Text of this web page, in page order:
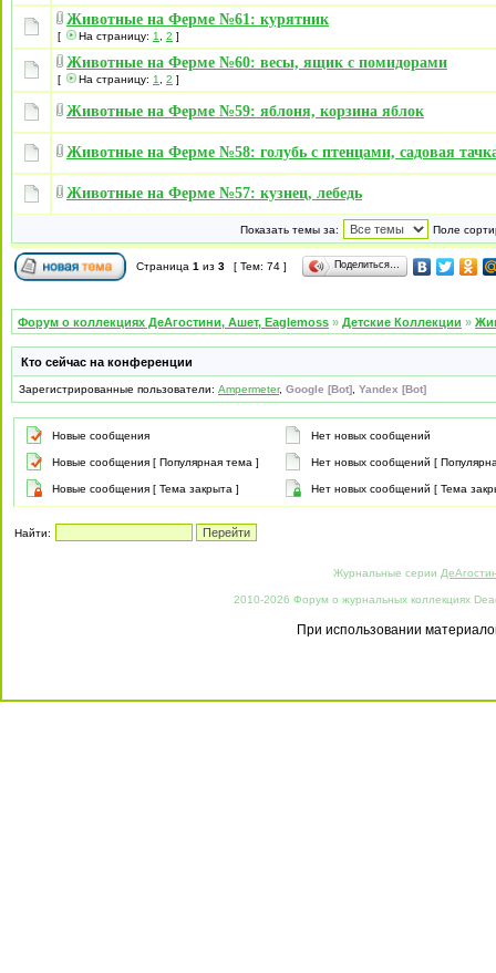
Животные на Ферме №61: курятник
[ На страницу: 1 2 ]
Животные на Ферме №60: весы, ящик с помидорами
[ На страницу: 1 2 ]
Животные на Ферме №59: яблоня, корзина яблок
Животные на Ферме №58: голубь с птенцами, садовая
Животные на Ферме №57: кузнец, лебедь
Показать темы за: Поле
Страница 1 из 3 [ Тем: 74 ] Поделиться…
Форум о коллекциях ДеАгостини, Ашет, Eaglemoss » Детские Коллекции »
Кто сейчас на конференции
Зарегистрированные пользователи: Ampermeter, Google [Bot] Yandex [Bot]
Новые сообщения Нет новых сообщений
Новые сообщения [ Популярная тема ] Нет новых сообщений [
Новые сообщения [ Тема закрыта ] Нет новых сообщений [ Тема
Найти:
Журнальные серии
2010-2026 Форум о журнальных коллекциях
При использовании